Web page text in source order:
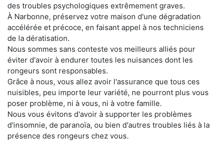
des troubles psychologiques extrêmement graves.
À Narbonne, préservez votre maison d'une dégradation
accélérée et précoce, en faisant appel à nos techniciens
de la dératisation.
Nous sommes sans conteste vos meilleurs alliés pour
éviter d'avoir à endurer toutes les nuisances dont les
rongeurs sont responsables.
Grâce à nous, vous allez avoir l'assurance que tous ces
nuisibles, peu importe leur variété, ne pourront plus vous
poser problème, ni à vous, ni à votre famille.
Nous vous évitons d'avoir à supporter les problèmes
d'insomnie, de paranoïa, ou bien d'autres troubles liés à la
présence des rongeurs chez vous.